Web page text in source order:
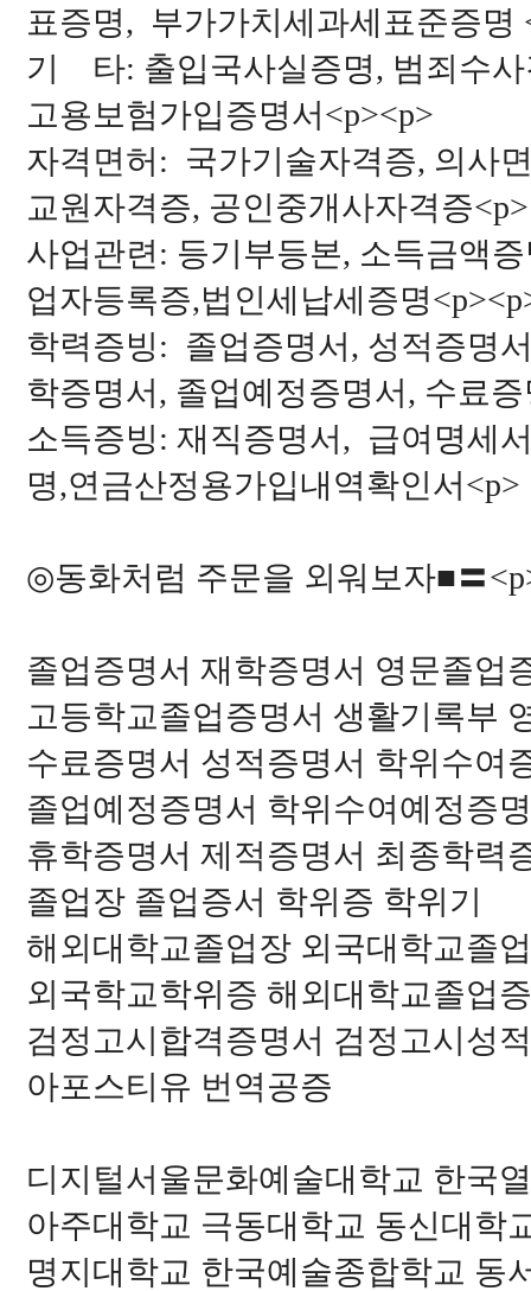
표증명, 부가가치세과세표준증명
기 타: 출입국사실증명, 범죄수사
고용보험가입증명서<p><p>
자격면허: 국가기술자격증, 의사
교원자격증, 공인중개사자격증<p>
사업관련: 등기부등본, 소득금액
업자등록증,법인세납세증명
학력증빙: 졸업증명서, 성적증명
학증명서, 졸업예정증명서, 수료
소득증빙: 재직증명서, 급여명세
명,연금산정용가입내역확인서<p>
◎동화처럼 주문을 외워보자■〓
졸업증명서 재학증명서 영문졸업
고등학교졸업증명서 생활기록부
수료증명서 성적증명서 학위수여
졸업예정증명서 학위수여예정증
휴학증명서 제적증명서 최종학력
졸업장 졸업증서 학위증 학위기
해외대학교졸업장 외국대학교졸
외국학교학위증 해외대학교졸업
검정고시합격증명서 검정고시성
아포스티유 번역공증
디지털서울문화예술대학교 한국
아주대학교 극동대학교 동신대학
명지대학교 한국예술종합학교 동